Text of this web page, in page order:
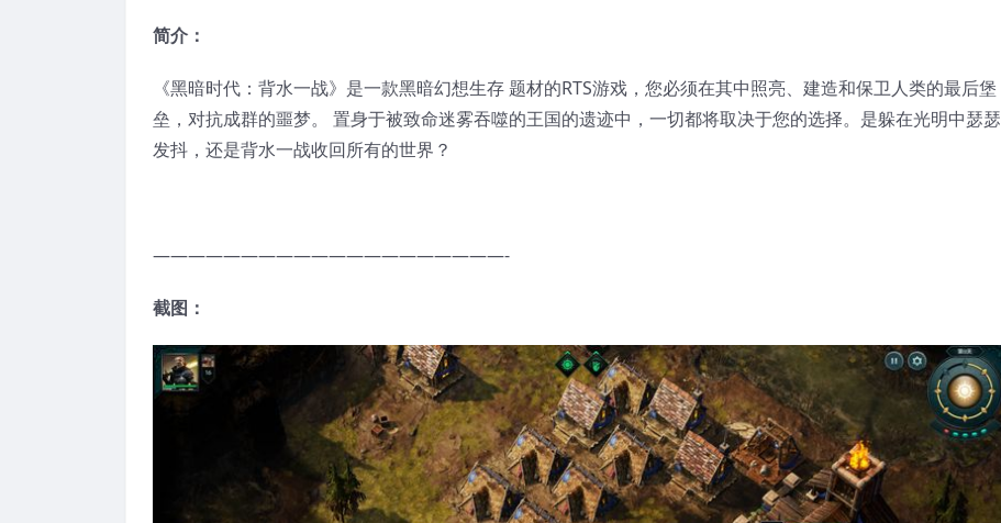
简介：
《黑暗时代：背水一战》是一款黑暗幻想生存 题材的RTS游戏，您必须在其中照亮、建造和保卫人类的最后堡
垒，对抗成群的噩梦。 置身于被致命迷雾吞噬的王国的遗迹中，一切都将取决于您的选择。是躲在光明中瑟瑟
发抖，还是背水一战收回所有的世界？
————————————————————-
截图：